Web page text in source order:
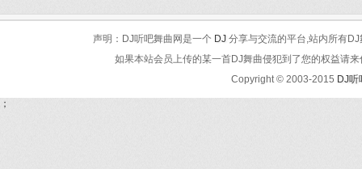
声明：DJ听吧舞曲网是一个 DJ 分享与交流的平台,站内所有
如果本站会员上传的某一首DJ舞曲侵犯到了您的权益请
Copyright © 2003-2015 DJ
；